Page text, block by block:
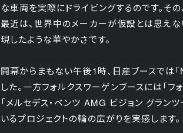
な車両を実際にドライビングするのです。そ
最近は、世界中のメーカーが仮設とは思え
現したような華やかさです。
開幕からまもない午後1時、日産ブースで
した。一方フォルクスワーゲンブースには「
「メルセデス・ベンツ AMG ビジョン グラン
いるプロジェクトの輪の広がりを実感します。